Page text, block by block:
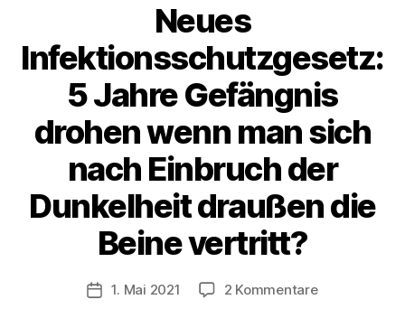
Neues
Infektionsschutzgesetz:
5 Jahre Gefängnis
drohen wenn man sich
nach Einbruch der
Dunkelheit draußen die
Beine vertritt?
Veröffentlichungsdatum
1. Mai 2021 2 Kommentarezu